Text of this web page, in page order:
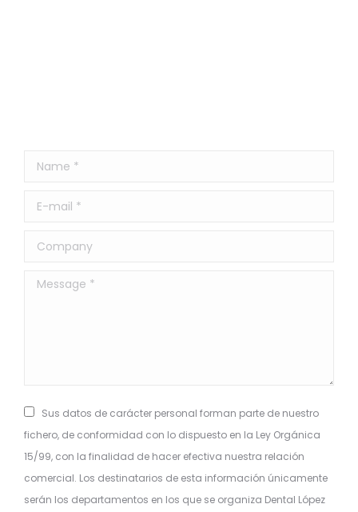
Name *
E-mail *
Company
Message *
Sus datos de carácter personal forman parte de nuestro
fichero, de conformidad con lo dispuesto en la Ley Orgánica
15/99, con la finalidad de hacer efectiva nuestra relación
comercial. Los destinatarios de esta información únicamente
serán los departamentos en los que se organiza Dental López